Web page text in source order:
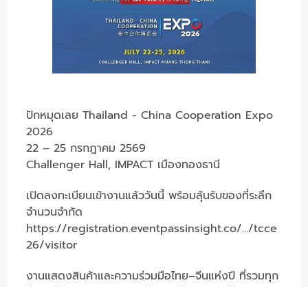
ปักหมุดเลย Thailand - China Cooperation Expo
2026
22 – 25 กรกฎาคม 2569
Challenger Hall, IMPACT เมืองทองธานี
เปิดลงทะเบียนเข้างานแล้ววันนี้ พร้อมลุ้นรับของที่ระลึก
จำนวนจำกัด
https://registration.eventpassinsight.co/.../tcce
26/visitor
งานแสดงสินค้าและความร่วมมือไทย–จีนแห่งปี ที่รวมทุก